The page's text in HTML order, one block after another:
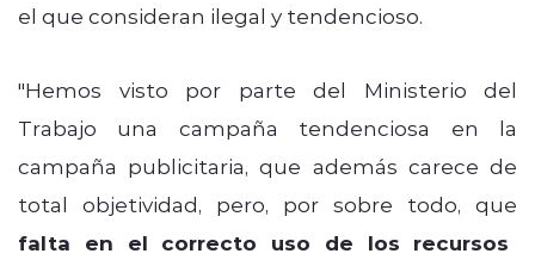
el que consideran ilegal y tendencioso.
"Hemos visto por parte del Ministerio del
Trabajo una campaña tendenciosa en la
campaña publicitaria, que además carece de
total objetividad, pero, por sobre todo, que
falta en el correcto uso de los recursos